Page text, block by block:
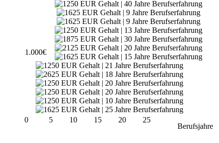
1.000€
0 5 10 15 20 25
Berufsjahre